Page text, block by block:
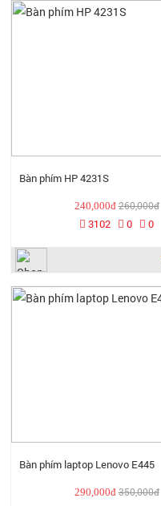
Bàn phím HP 4231S
240,000đ260,000đ
3102 0 0
Bàn phím laptop Lenovo E445
290,000đ350,000đ